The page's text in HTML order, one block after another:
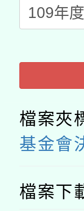
檔案夾
基金會
檔案下